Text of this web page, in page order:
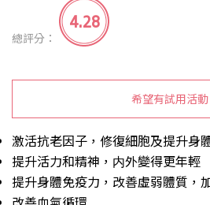
總評分：
4.28
希望有試用活動
激活抗老因子，修復細胞及提升身
提升活力和精神，内外變得更年輕
提升身體免疫力，改善虛弱體質，